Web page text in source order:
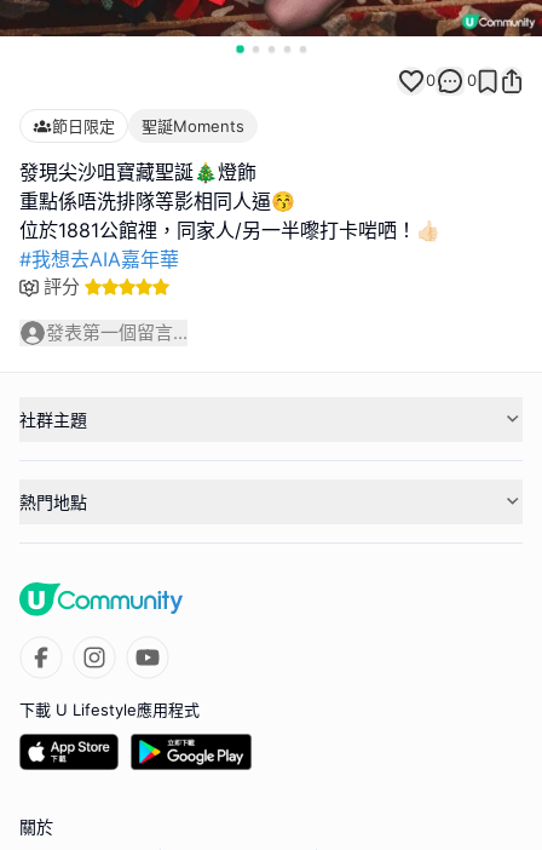
0 0
節日限定 聖誕Moments
發現尖沙咀寶藏聖誕🎄燈飾
重點係唔洗排隊等影相同人逼😚
#我想去AIA嘉年華
評分
發表第一個留言...
社群主題
熱門地點
下載 U Lifestyle應用程式
關於